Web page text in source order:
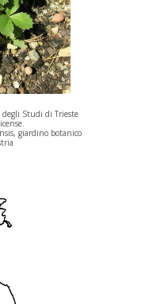
Studi di Trieste
giardino botanico